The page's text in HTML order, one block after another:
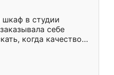
шкаф в студии
себе
когда качеством
кухня уже почти